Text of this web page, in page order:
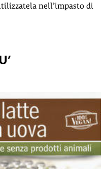
nell’impasto di